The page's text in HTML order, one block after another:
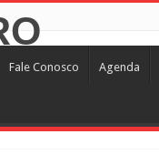
Fale Conosco Agenda